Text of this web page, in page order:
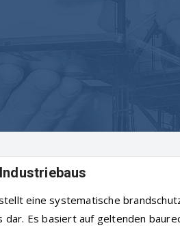
eine systematische
Es basiert auf geltenden